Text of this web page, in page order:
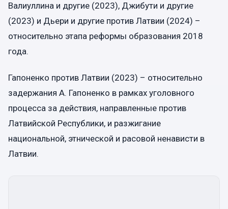
Валиуллина и другие (2023), Джибути и другие
(2023) и Дьери и другие против Латвии (2024) –
относительно этапа реформы образования 2018
года.
Гапоненко против Латвии (2023) – относительно
задержания А. Гапоненко в рамках уголовного
процесса за действия, направленные против
Латвийской Республики, и разжигание
национальной, этнической и расовой ненависти в
Латвии.